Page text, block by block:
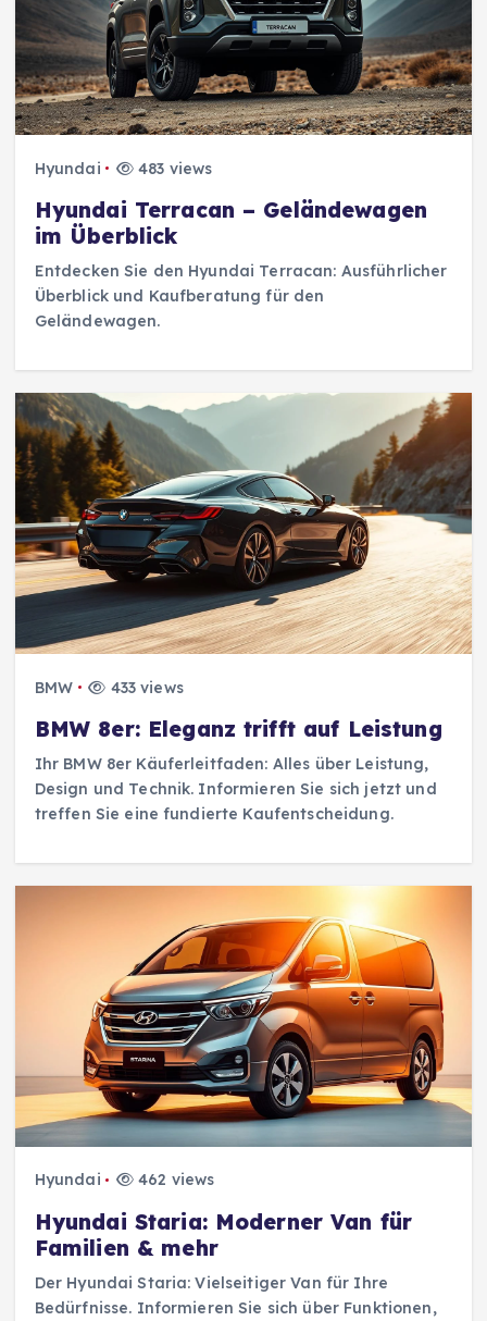
Hyundai 483 views
Hyundai Terracan – Geländewagen
im Überblick
Entdecken Sie den Hyundai Terracan: Ausführlicher
Überblick und Kaufberatung für den
Geländewagen.
BMW 433 views
BMW 8er: Eleganz trifft auf Leistung
Ihr BMW 8er Käuferleitfaden: Alles über Leistung,
Design und Technik. Informieren Sie sich jetzt und
treffen Sie eine fundierte Kaufentscheidung.
Hyundai 462 views
Hyundai Staria: Moderner Van für
Familien & mehr
Der Hyundai Staria: Vielseitiger Van für Ihre
Bedürfnisse. Informieren Sie sich über Funktionen,